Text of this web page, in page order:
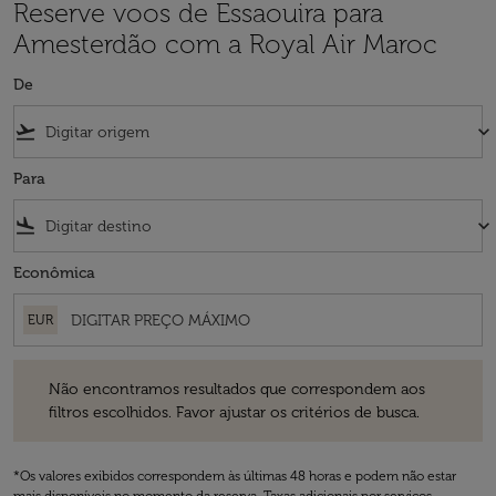
Reserve voos de Essaouira para
Amesterdão com a Royal Air Maroc
De
flight_takeoff keyboard_arrow_down
Para
flight_land keyboard_arrow_down
Econômica
EUR
Não encontramos resultados que correspondem aos
filtros escolhidos. Favor ajustar os critérios de busca.
*Os valores exibidos correspondem às últimas 48 horas e podem não estar